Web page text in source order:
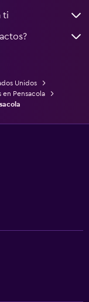
ti
Unidos
en Pensacola